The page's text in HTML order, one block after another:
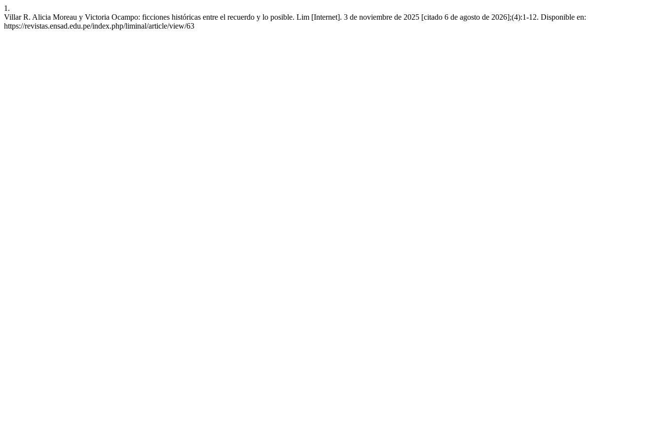
1.
Villar R. Alicia Moreau y Victoria Ocampo: ficciones históricas entre el recuerdo y lo posible. Lim [Internet]. 3 de noviembre de 2025 [citado 6 de agosto de 2026];(4):1-12. Disponible en:
https://revistas.ensad.edu.pe/index.php/liminal/article/view/63